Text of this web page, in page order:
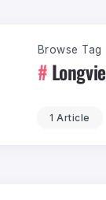
Browse Tag
Longvie
1 Article